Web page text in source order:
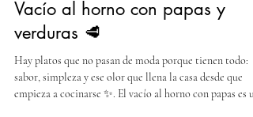
Matycocina
3 min de lectura
Vacío al horno con papas y
verduras 🥩